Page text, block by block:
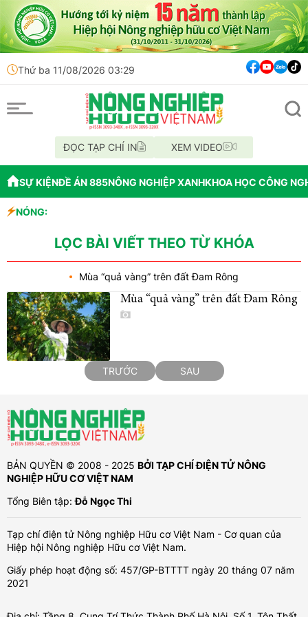
Thứ ba 11/08/2026 03:29
ĐỌC TẠP CHÍ IN XEM VIDEO
SỰ KIỆNĐỀ ÁN 885NÔNG NGHIỆP XANHKHOA HỌC CÔNG
NÓNG:
LỌC BÀI VIẾT THEO TỪ KHÓA
Mùa “quả vàng” trên đất Đam Rông
Mùa “quả vàng” trên đất Đam Rông
TRƯỚC SAU
BẢN QUYỀN © 2008 - 2025 BỞI TẠP CHÍ ĐIỆN TỬ NÔNG
NGHIỆP HỮU CƠ VIỆT NAM
Tổng Biên tập:Đỗ Ngọc Thi
Tạp chí điện tử Nông nghiệp Hữu cơ Việt Nam - Cơ quan của
Hiệp hội Nông nghiệp Hữu cơ Việt Nam.
Giấy phép hoạt động số: 457/GP-BTTTT ngày 20 tháng 07 năm
2021